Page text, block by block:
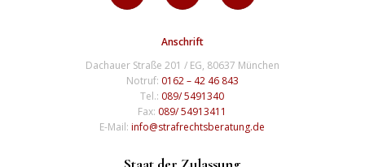
Anschrift
Dachauer Straße 201 / EG, 80637 München
Notruf: 0162 – 42 46 843
Tel.: 089/ 5491340
Fax: 089/ 54913411
E-Mail:info@strafrechtsberatung.de